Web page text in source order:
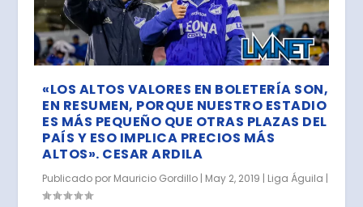
«LOS ALTOS VALORES EN BOLETERÍA SON,
EN RESUMEN, PORQUE NUESTRO ESTADIO
ES MÁS PEQUEÑO QUE OTRAS PLAZAS DEL
PAÍS Y ESO IMPLICA PRECIOS MÁS
ALTOS». CESAR ARDILA
Publicado por Mauricio Gordillo | May 2, 2019 | Liga Águila |